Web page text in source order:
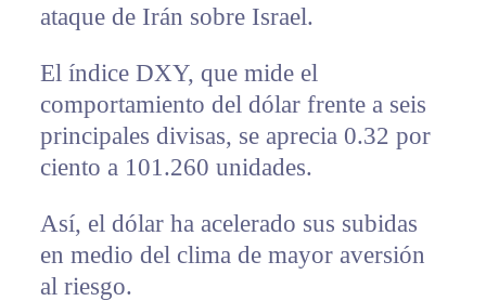
ataque de Irán sobre Israel.
El índice DXY, que mide el
comportamiento del dólar frente a seis
principales divisas, se aprecia 0.32 por
ciento a 101.260 unidades.
Así, el dólar ha acelerado sus subidas
en medio del clima de mayor aversión
al riesgo.